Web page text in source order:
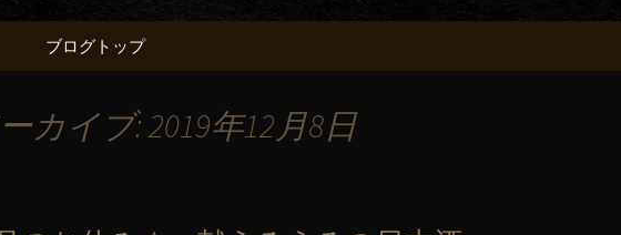
ブログトップ
カイブ: 2019年12月8日